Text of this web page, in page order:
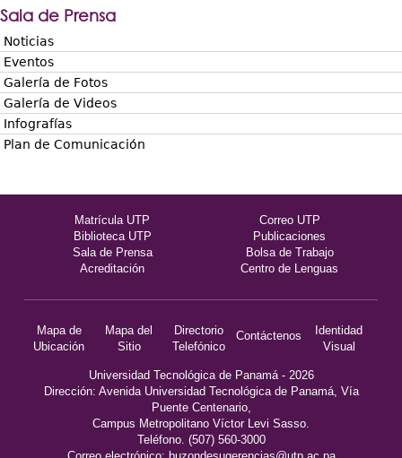
Sala de Prensa
Noticias
Eventos
Galería de Fotos
Galería de Videos
Infografías
Plan de Comunicación
Matrícula UTP
Correo UTP
Biblioteca UTP
Publicaciones
Sala de Prensa
Bolsa de Trabajo
Acreditación
Centro de Lenguas
Mapa de
Ubicación
Mapa del
Sitio
Directorio
Telefónico
Contáctenos
Identidad
Visual
Universidad Tecnológica de Panamá - 2026
Dirección: Avenida Universidad Tecnológica de Panamá, Vía
Puente Centenario,
Campus Metropolitano Víctor Levi Sasso.
Teléfono. (507) 560-3000